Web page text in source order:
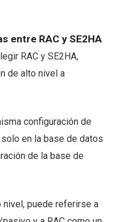
entre RAC y SE2HA
RAC y SE2HA,
de alto nivel a
configuración de
en la base de datos
de la base de
puede referirse a